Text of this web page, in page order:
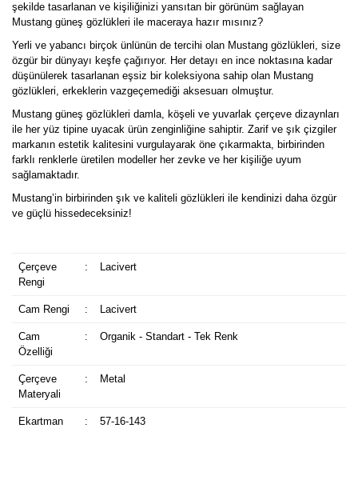
şekilde tasarlanan ve kişiliğinizi yansıtan bir görünüm sağlayan
Mustang güneş gözlükleri ile maceraya hazır mısınız?
Yerli ve yabancı birçok ünlünün de tercihi olan Mustang gözlükleri, size
özgür bir dünyayı keşfe çağırıyor. Her detayı en ince noktasına kadar
düşünülerek tasarlanan eşsiz bir koleksiyona sahip olan Mustang
gözlükleri, erkeklerin vazgeçemediği aksesuarı olmuştur.
Mustang güneş gözlükleri damla, köşeli ve yuvarlak çerçeve dizaynları
ile her yüz tipine uyacak ürün zenginliğine sahiptir. Zarif ve şık çizgiler
markanın estetik kalitesini vurgulayarak öne çıkarmakta, birbirinden
farklı renklerle üretilen modeller her zevke ve her kişiliğe uyum
sağlamaktadır.
Mustang’in birbirinden şık ve kaliteli gözlükleri ile kendinizi daha özgür
ve güçlü hissedeceksiniz!
Çerçeve
Rengi
: Lacivert
Cam Rengi : Lacivert
Cam
Özelliği
: Organik - Standart - Tek Renk
Çerçeve
Materyali
: Metal
Ekartman : 57-16-143